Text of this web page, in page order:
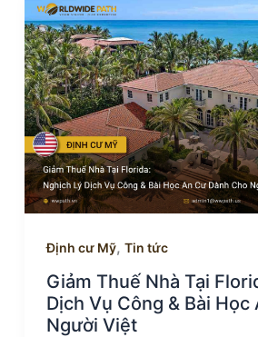
Định cư Mỹ, Tin tức
Giảm Thuế Nhà Tại
Dịch Vụ Công & Bài Học
Người Việt